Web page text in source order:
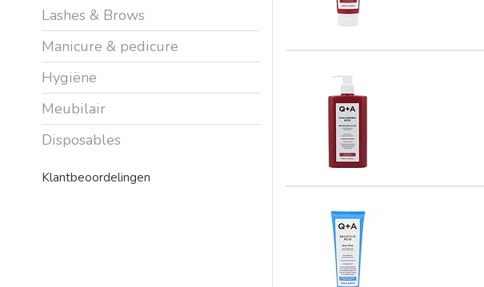
Lashes & Brows
Manicure & pedicure
Hygiëne
Meubilair
Disposables
Klantbeoordelingen